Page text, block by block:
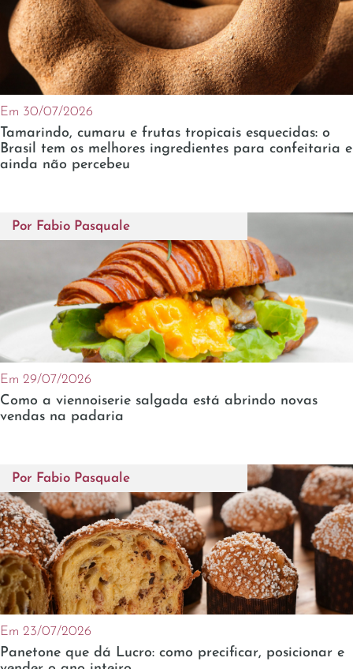
Em 30/07/2026
Tamarindo, cumaru e frutas tropicais esquecidas: o
Brasil tem os melhores ingredientes para confeitaria e
ainda não percebeu
Por Fabio Pasquale
Em 29/07/2026
Como a viennoiserie salgada está abrindo novas
vendas na padaria
Por Fabio Pasquale
Em 23/07/2026
Panetone que dá Lucro: como precificar, posicionar e